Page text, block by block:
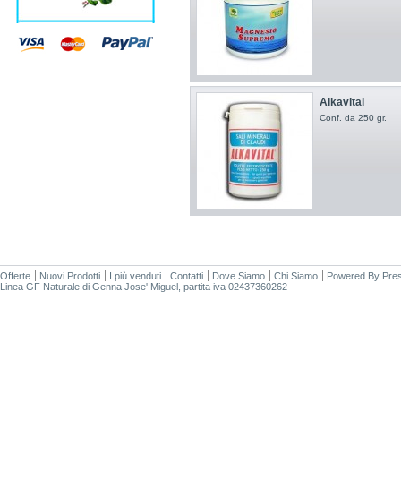
Alkavital
Conf. da 250 gr.
Offerte Nuovi Prodotti I più venduti Contatti Dove Siamo Chi Siamo Powered By
Linea GF Naturale di Genna Jose' Miguel, partita iva 02437360262-